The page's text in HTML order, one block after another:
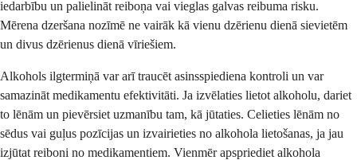
iedarbību un palielināt reiboņa vai vieglas galvas reibuma risku.
Mērena dzeršana nozīmē ne vairāk kā vienu dzērienu dienā sievietēm
un divus dzērienus dienā vīriešiem.
Alkohols ilgtermiņā var arī traucēt asinsspiediena kontroli un var
samazināt medikamentu efektivitāti. Ja izvēlaties lietot alkoholu, dariet
to lēnām un pievērsiet uzmanību tam, kā jūtaties. Celieties lēnām no
sēdus vai guļus pozīcijas un izvairieties no alkohola lietošanas, ja jau
izjūtat reiboni no medikamentiem. Vienmēr apspriediet alkohola